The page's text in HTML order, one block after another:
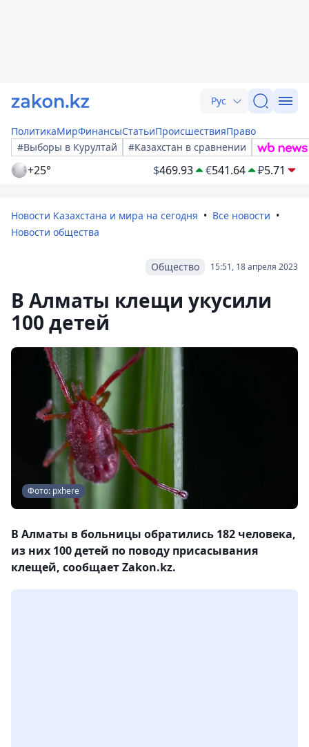
Рус
ПолитикаМирФинансыСтатьиПроисшествияПраво
#Выборы в Курултай
#Казахстан в сравнении
+25° $469.93 €541.64 ₽5.71
Новости Казахстана и мира на сегодня
Все новости
Новости общества
15:51, 18 апреля 2023
Общество
В Алматы клещи укусили
100 детей
Фото: pxhere
В Алматы в больницы обратились 182 человека,
из них 100 детей по поводу присасывания
клещей, сообщает Zakon.kz.